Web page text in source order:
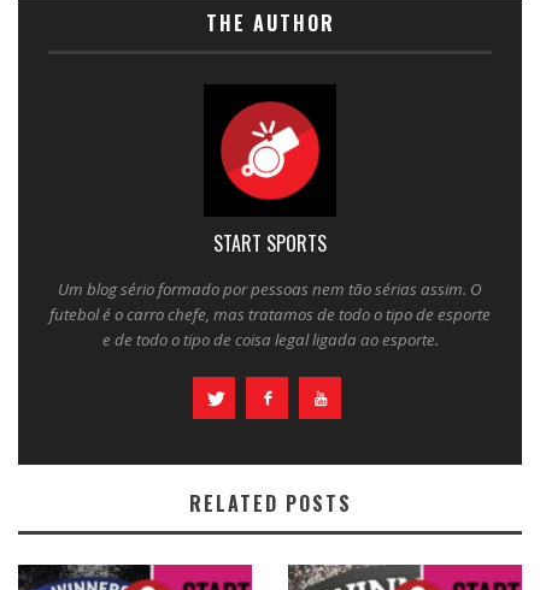
THE AUTHOR
START SPORTS
Um blog sério formado por pessoas nem tão sérias assim. O
futebol é o carro chefe, mas tratamos de todo o tipo de esporte
e de todo o tipo de coisa legal ligada ao esporte.
RELATED POSTS